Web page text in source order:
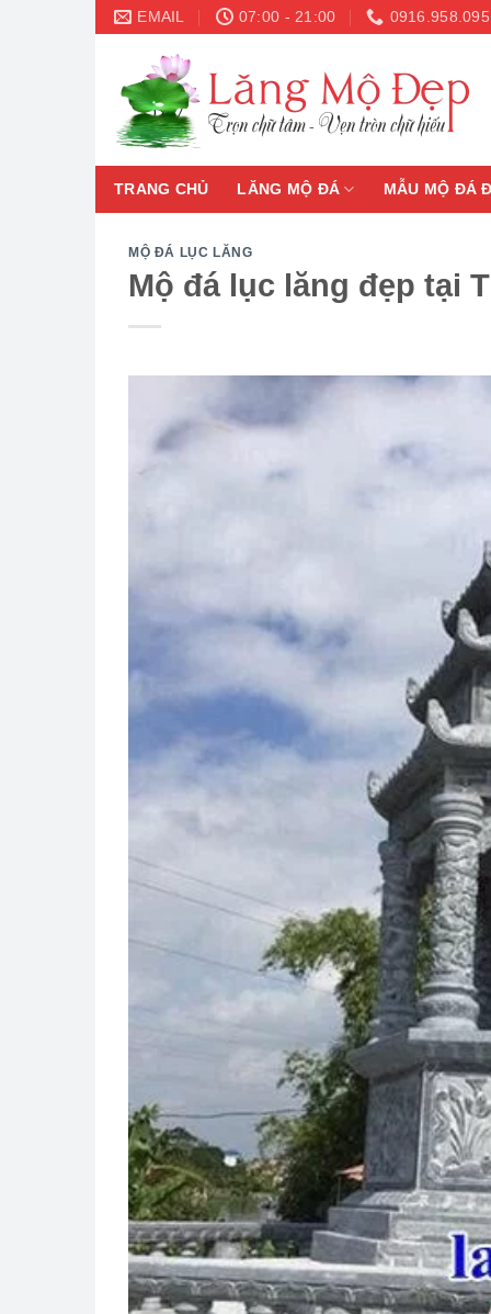
Skip
content
EMAIL 07:00 - 21:00 0916.958.095
TRANG CHỦ LĂNG MỘ ĐÁ MẪU MỘ ĐÁ
MỘ ĐÁ LỤC LĂNG
Mộ đá lục lăng đẹp tại